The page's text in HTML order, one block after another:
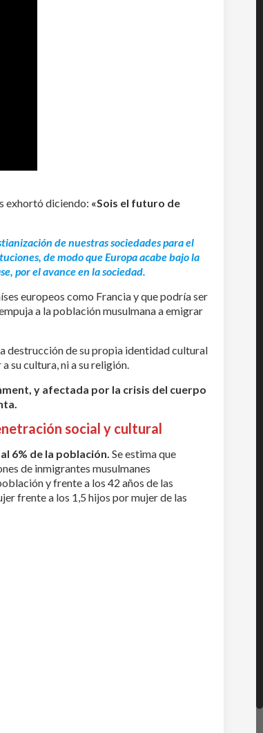
exhortó diciendo: «Sois el futuro de
de nuestras sociedades para el
de modo que Europa acabe bajo la
por el avance en la sociedad.
europeos como Francia y que podría ser
a la población musulmana a emigrar
destrucción de su propia identidad cultural
su cultura, ni a su religión.
y afectada por la crisis del cuerpo
social y cultural
6% de la población. Se estima que
de inmigrantes musulmanes
y frente a los 42 años de las
frente a los 1,5 hijos por mujer de las